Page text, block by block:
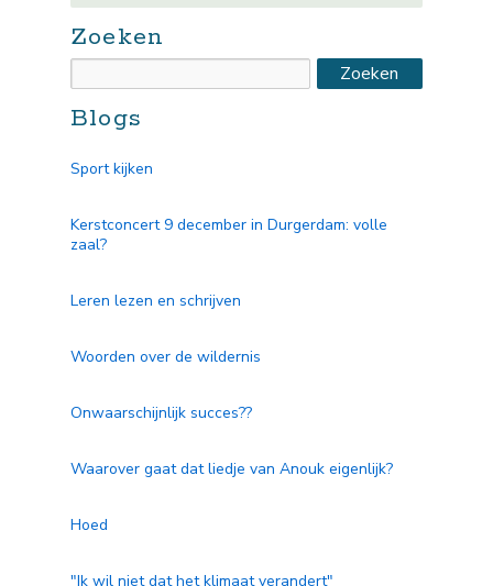
Zoeken
Blogs
Sport kijken
Kerstconcert 9 december in Durgerdam: volle
zaal?
Leren lezen en schrijven
Woorden over de wildernis
Onwaarschijnlijk succes??
Waarover gaat dat liedje van Anouk eigenlijk?
Hoed
"Ik wil niet dat het klimaat verandert"